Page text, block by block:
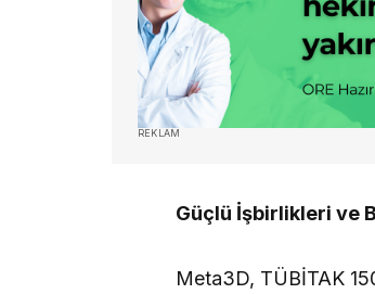
REKLAM
Güçlü İşbirlikleri ve
Meta3D, TÜBİTAK